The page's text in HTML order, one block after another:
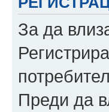
За да
Преди да